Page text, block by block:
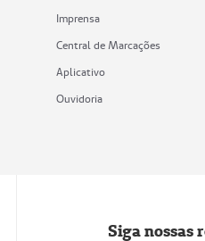
Imprensa
Central de Marcações
Aplicativo
Ouvidoria
Siga nossas